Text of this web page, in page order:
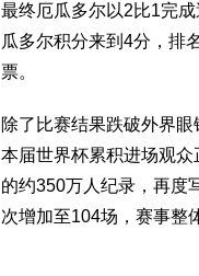
最终厄瓜多尔以2比1完
瓜多尔积分来到4分，排
票。
除了比赛结果跌破外界
本届世界杯累积进场观
的约350万人纪录，再度
次增加至104场，赛事整